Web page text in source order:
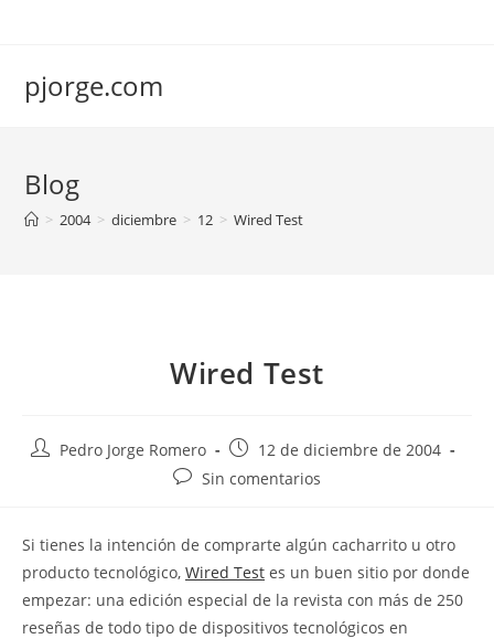
pjorge.com
Blog
> 2004 > diciembre > 12 > Wired Test
Wired Test
AutorPedro Jorge Romero
Publicación
de
12 de diciembre de 2004
Comentarios
entrada:
Sin comentarios
Si tienes la intención de comprarte algún cacharrito u otro
producto tecnológico, Wired Test es un buen sitio por donde
empezar: una edición especial de la revista con más de 250
reseñas de todo tipo de dispositivos tecnológicos en